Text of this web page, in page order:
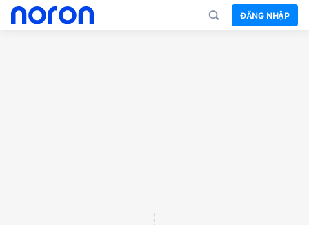
ĐĂNG NHẬP